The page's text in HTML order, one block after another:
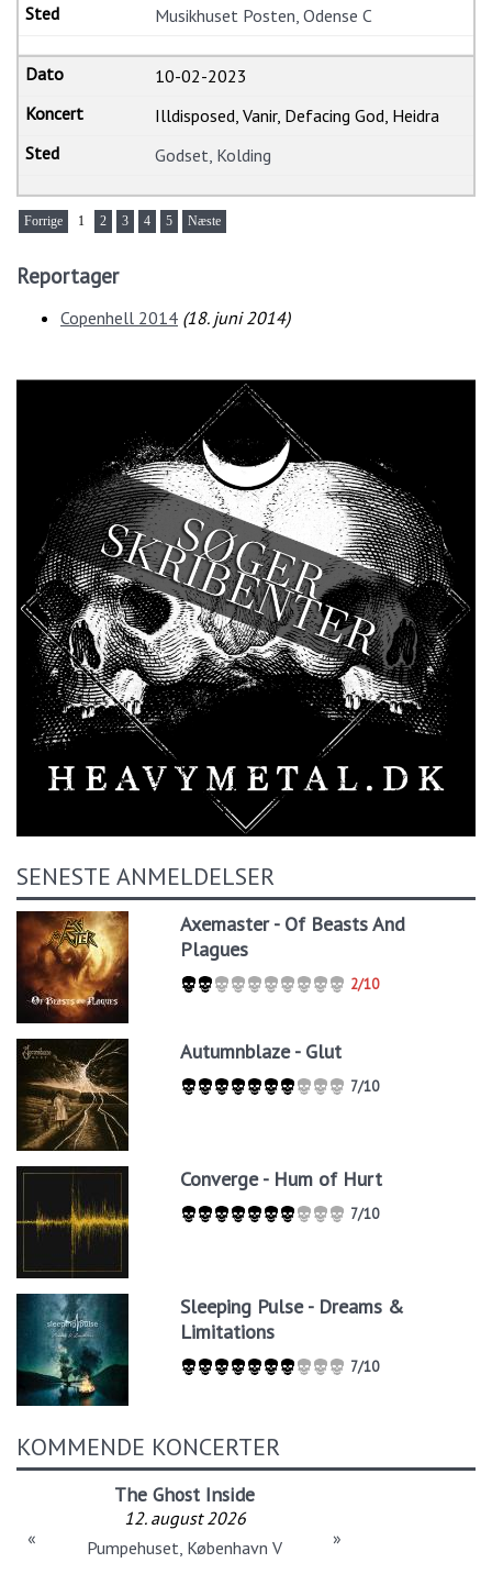
Musikhuset Posten, Odense C
10-02-2023
Illdisposed, Vanir, Defacing God, Heidra
Godset, Kolding
Forrige 1 2 3 4 5 Næste
Reportager
Copenhell 2014 (18. juni 2014)
SENESTE ANMELDELSER
Axemaster - Of Beasts And
Plagues
2/10
Autumnblaze - Glut
7/10
Converge - Hum of Hurt
7/10
Sleeping Pulse - Dreams &
Limitations
7/10
KOMMENDE KONCERTER
The Ghost Inside
12. august 2026
Pumpehuset, København V
« »